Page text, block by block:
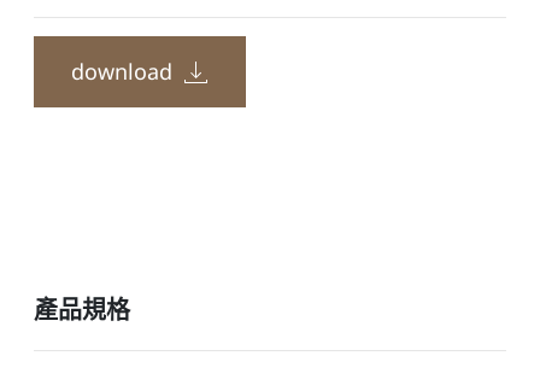
download
產品規格